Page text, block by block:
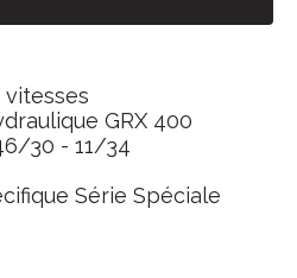
vitesses
GRX 400
30 - 11/34
Série Spéciale